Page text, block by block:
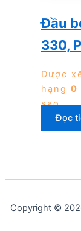
Đầu
330,
Được
hạng 0
sao
Đọc
Copyright ©